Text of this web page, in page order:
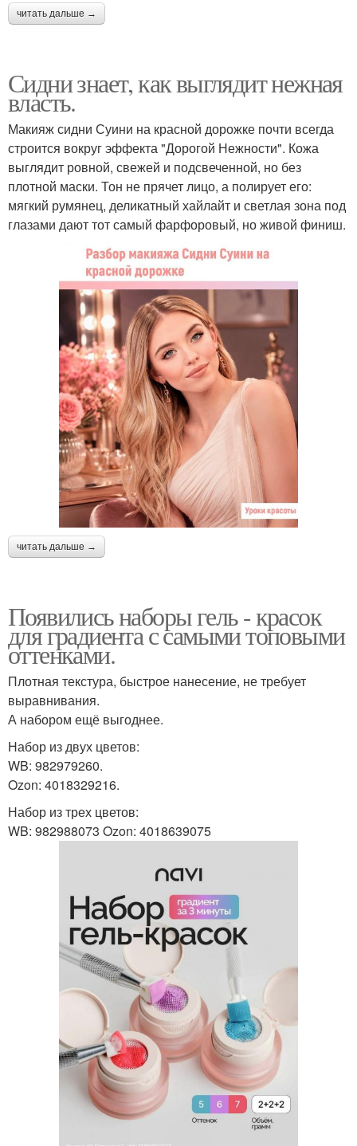
читать дальше →
Сидни знает, как выглядит нежная
власть.
Макияж сидни Суини на красной дорожке почти всегда
строится вокруг эффекта "Дорогой Нежности". Кожа
выглядит ровной, свежей и подсвеченной, но без
плотной маски. Тон не прячет лицо, а полирует его:
мягкий румянец, деликатный хайлайт и светлая зона под
глазами дают тот самый фарфоровый, но живой финиш.
читать дальше →
Появились наборы гель - красок
для градиента с самыми топовыми
оттенками.
Плотная текстура, быстрое нанесение, не требует
выравнивания.
А набором ещё выгоднее.
Набор из двух цветов:
WB: 982979260.
Ozon: 4018329216.
Набор из трех цветов:
WB: 982988073 Ozon: 4018639075